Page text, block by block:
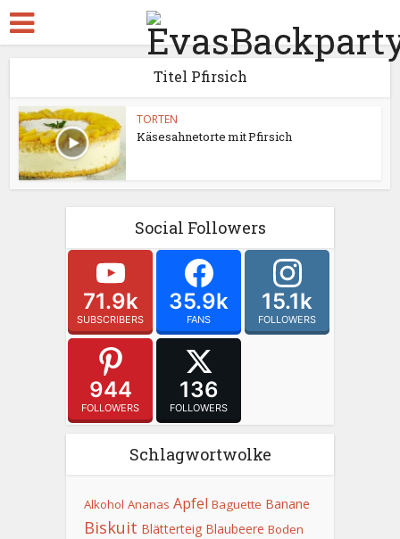
Titel Pfirsich
TORTEN
Käsesahnetorte mit Pfirsich
Social Followers
71.9k
SUBSCRIBERS
35.9k
FANS
15.1k
FOLLOWERS
944
FOLLOWERS
136
FOLLOWERS
Schlagwortwolke
Alkohol Ananas Apfel Baguette Banane
Biskuit Blätterteig Blaubeere Boden